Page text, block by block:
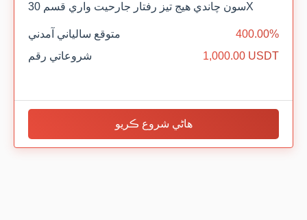
سون چاندي هيج تيز رفتار جارحيت واري قسم 30X
متوقع سالياني آمدني
400.00%
شروعاتي رقم
1,000.00 USDT
هاڻي شروع ڪريو